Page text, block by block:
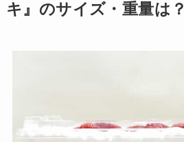
キ』のサイズ・重量は？